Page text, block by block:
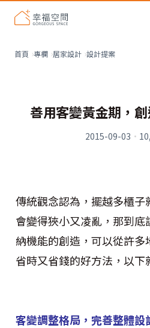
首頁 專欄 居家設計 設計提案
善用客變黃金期，
2015-09-03 ·
傳統觀念認為，擺越多櫃
會變得狹小又凌亂，那到
納機能的創造，可以從許
省時又省錢的好方法，以
客變調整格局，完善整體設